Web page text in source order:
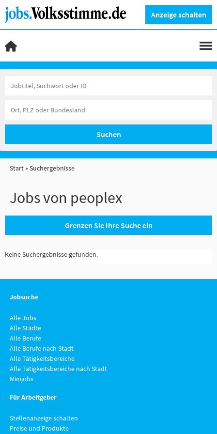
Anzeige schalten
Suchen
Start Suchergebnisse
Jobs von peoplex
Grenzen Sie Ihre Suche ein
Keine Suchergebnisse gefunden.
Jobsuche
Alle Jobs
Alle Städte
Alle Berufe
Alle Berufe nach Stadt
Alle Tätigkeitsbereiche
Alle Tätigkeitsbereiche nach Stadt
Minijobs
Für Arbeitgeber
Stellenanzeige schalten
Preise und Produkte